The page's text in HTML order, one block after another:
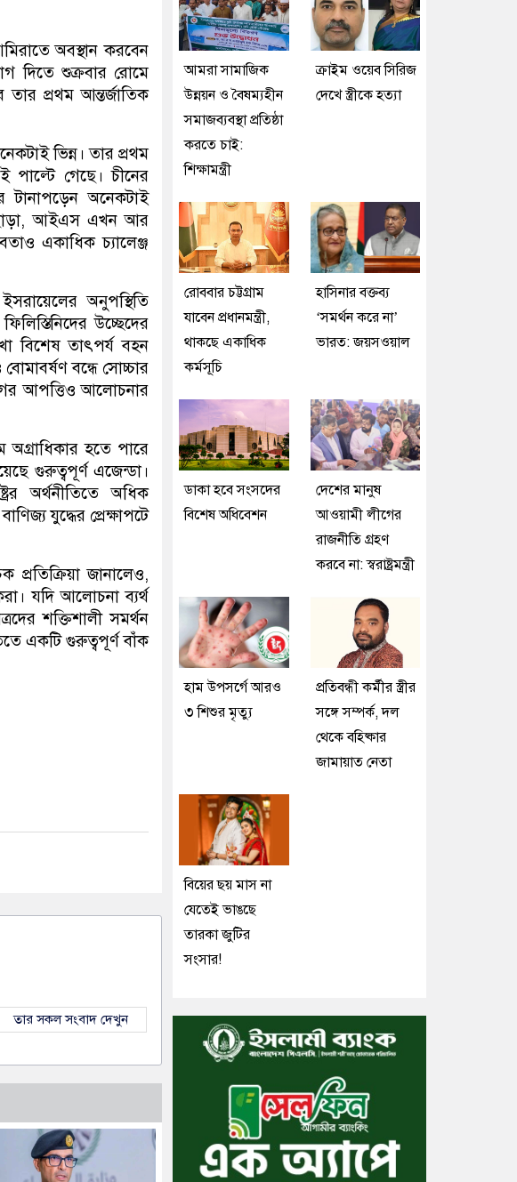
অবস্থান করবেন
দিতে শুক্রবার রোমে
তার প্রথম আন্তর্জাতিক
ভিন্ন। তার প্রথম
পাল্টে গেছে। চীনের
অনেকটাই
আইএস এখন আর
একাধিক চ্যালেঞ্জ
অনুপস্থিতি
উচ্ছেদের
বিশেষ তাৎপর্য বহন
বন্ধে সোচ্চার
আপত্তিও আলোচনার
হতে পারে
গুরুত্বপূর্ণ এজেন্ডা।
অর্থনীতিতে অধিক
যুদ্ধের প্রেক্ষাপটে
জানালেও,
যদি আলোচনা ব্যর্থ
শক্তিশালী সমর্থন
একটি গুরুত্বপূর্ণ বাঁক
তার সকল সংবাদ দেখুন
আমরা সামাজিক
উন্নয়ন ও বৈষম্যহীন
সমাজব্যবস্থা প্রতিষ্ঠা
করতে চাই:
শিক্ষামন্ত্রী
ক্রাইম ওয়েব সিরিজ
দেখে স্ত্রীকে হত্যা
রোববার চট্টগ্রাম
যাবেন প্রধানমন্ত্রী,
থাকছে একাধিক
কর্মসূচি
হাসিনার বক্তব্য
‘সমর্থন করে না’
ভারত: জয়সওয়াল
ডাকা হবে সংসদের
বিশেষ অধিবেশন
দেশের মানুষ
আওয়ামী লীগের
রাজনীতি গ্রহণ
করবে না: স্বরাষ্ট্রমন্ত্রী
হাম উপসর্গে আরও
৩ শিশুর মৃত্যু
প্রতিবন্ধী কর্মীর স্ত্রীর
সঙ্গে সম্পর্ক, দল
থেকে বহিষ্কার
জামায়াত নেতা
বিয়ের ছয় মাস না
যেতেই ভাঙছে
তারকা জুটির
সংসার!